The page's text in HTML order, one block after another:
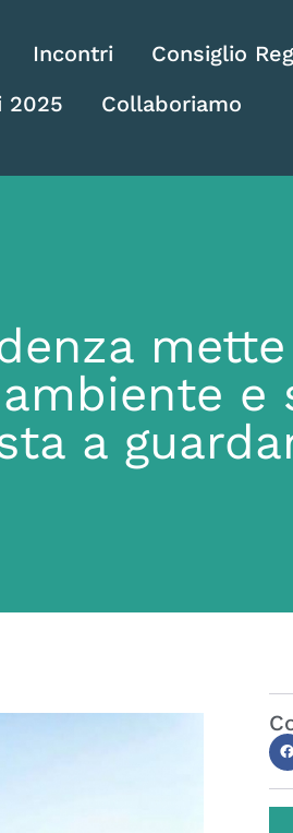
Incontri
Consiglio
2025
Collaboriamo
e
a